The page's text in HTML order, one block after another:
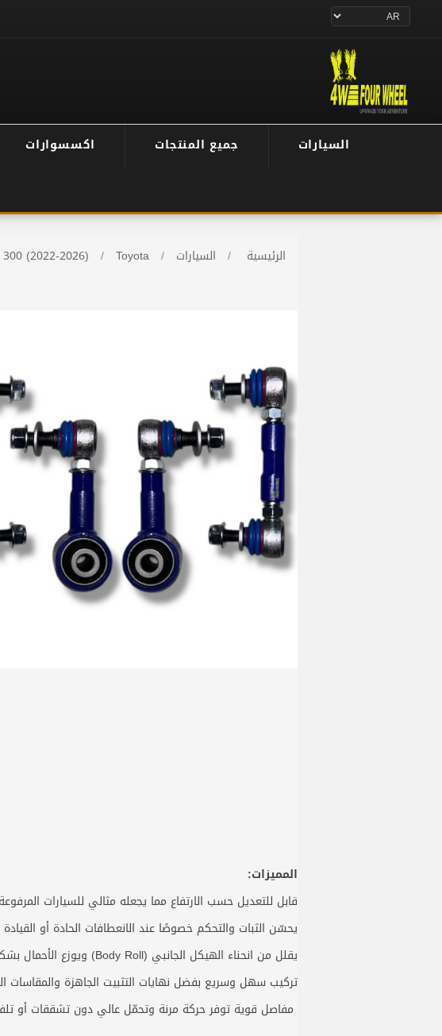
السيارات جميع المنتجات اكسسوارات
الرئيسية / السيارات /
Toyota
/
(2022-2026)
المميزات:
قابل للتعديل حسب الارتفاع مما يجعله مثالي للسيارات
يحسّن الثبات والتحكم خصوصًا عند الانعطافات الحادة أو
يقلل من انحناء الهيكل الجانبي (Body Roll) ويوزع الأحمال بشكل متوازن بين العجلات
تركيب سهل وسريع بفضل نهايات التثبيت الجاهزة والمقاسات
مفاصل قوية توفر حركة مرنة وتحمّل عالي دون تشققات أو